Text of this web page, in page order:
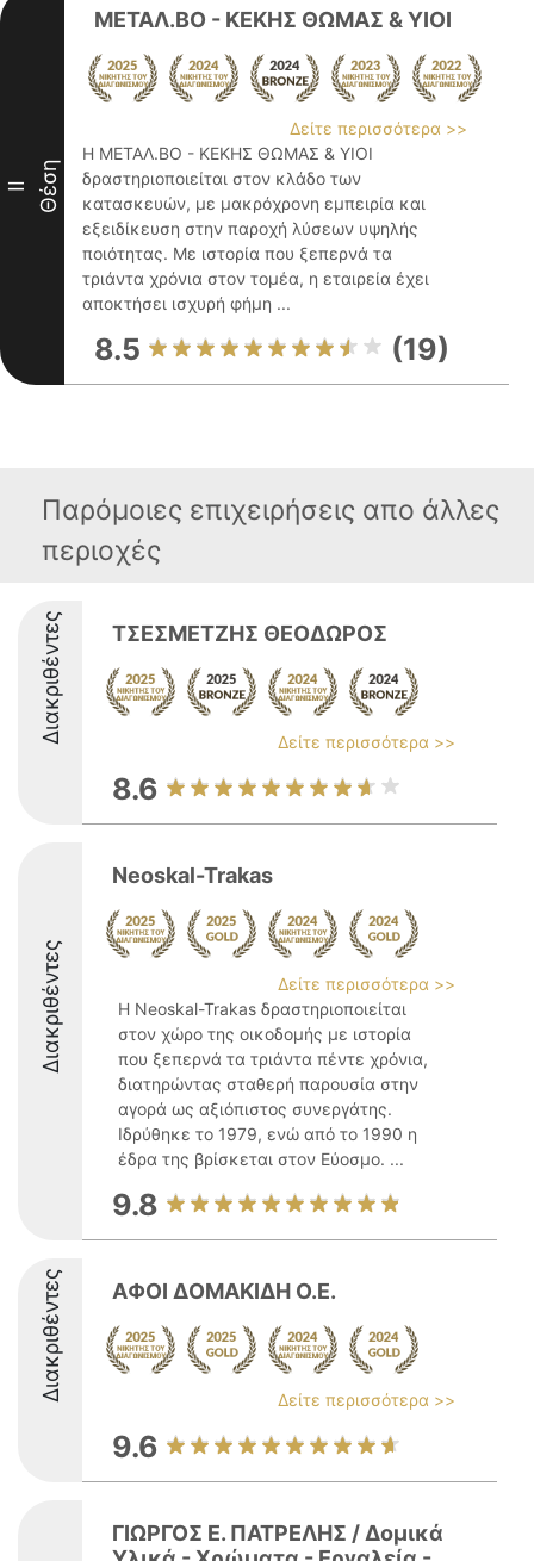
II Θέση
ΜΕΤΑΛ.ΒΟ - ΚΕΚΗΣ ΘΩΜΑΣ & ΥΙΟΙ
Δείτε περισσότερα >>
Η ΜΕΤΑΛ.ΒΟ - ΚΕΚΗΣ ΘΩΜΑΣ & ΥΙΟΙ
δραστηριοποιείται στον κλάδο των
κατασκευών, με μακρόχρονη εμπειρία και
εξειδίκευση στην παροχή λύσεων υψηλής
ποιότητας. Με ιστορία που ξεπερνά τα
τριάντα χρόνια στον τομέα, η εταιρεία έχει
αποκτήσει ισχυρή φήμη ...
8.5 (19)
Παρόμοιες επιχειρήσεις απο άλλες
περιοχές
Διακριθέντες ΤΣΕΣΜΕΤΖΗΣ ΘΕΟΔΩΡΟΣ
Δείτε περισσότερα >>
8.6
Διακριθέντες
Neoskal-Trakas
Δείτε περισσότερα >>
Η Neoskal-Trakas δραστηριοποιείται
στον χώρο της οικοδομής με ιστορία
που ξεπερνά τα τριάντα πέντε χρόνια,
διατηρώντας σταθερή παρουσία στην
αγορά ως αξιόπιστος συνεργάτης.
Ιδρύθηκε το 1979, ενώ από το 1990 η
έδρα της βρίσκεται στον Εύοσμο. ...
9.8
Διακριθέντες ΑΦΟΙ ΔΟΜΑΚΙΔΗ Ο.Ε.
Δείτε περισσότερα >>
9.6
ΓΙΩΡΓΟΣ Ε. ΠΑΤΡΕΛΗΣ / Δομικά